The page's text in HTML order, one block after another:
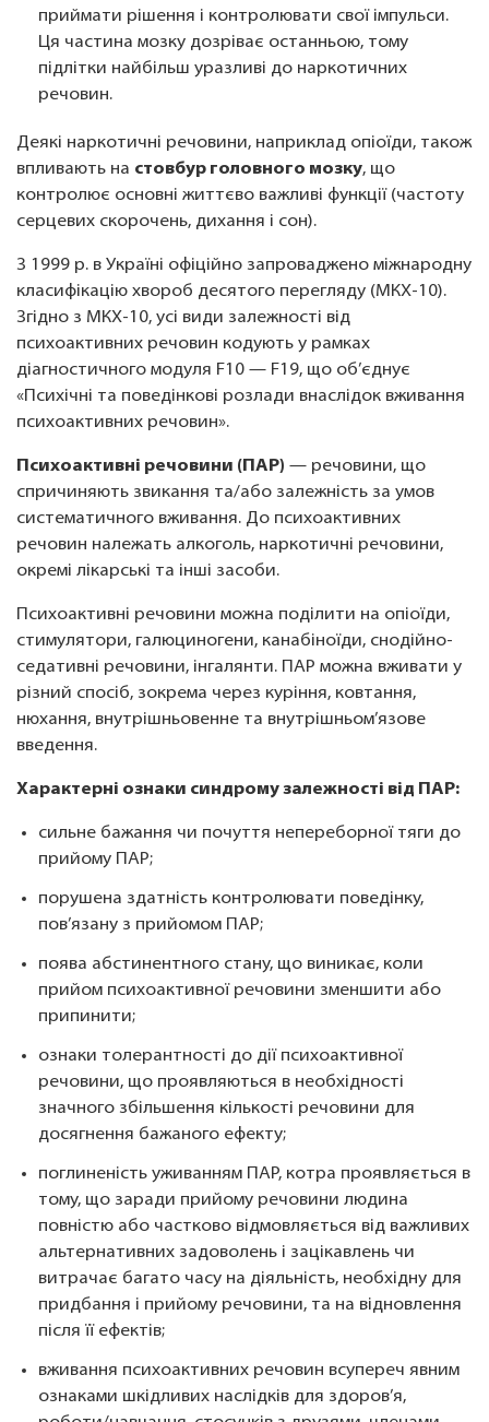
приймати рішення і контролювати свої імпульси.
Ця частина мозку дозріває останньою, тому
підлітки найбільш уразливі до наркотичних
речовин.
Деякі наркотичні речовини, наприклад опіоїди, також
впливають на стовбур головного мозку, що
контролює основні життєво важливі функції (частоту
серцевих скорочень, дихання і сон).
З 1999 р. в Україні офіційно запроваджено міжнародну
класифікацію хвороб десятого перегляду (МКХ-10).
Згідно з МКХ-10, усі види залежності від
психоактивних речовин кодують у рамках
діагностичного модуля F10 — F19, що об’єднує
«Психічні та поведінкові розлади внаслідок вживання
психоактивних речовин».
Психоактивні речовини (ПАР) — речовини, що
спричиняють звикання та/або залежність за умов
систематичного вживання. До психоактивних
речовин належать алкоголь, наркотичні речовини,
окремі лікарські та інші засоби.
Психоактивні речовини можна поділити на опіоїди,
стимулятори, галюциногени, канабіноїди, снодійно-
седативні речовини, інгалянти. ПАР можна вживати у
різний спосіб, зокрема через куріння, ковтання,
нюхання, внутрішньовенне та внутрішньом’язове
введення.
Характерні ознаки синдрому залежності від ПАР:
сильне бажання чи почуття непереборної тяги до
прийому ПАР;
порушена здатність контролювати поведінку,
пов’язану з прийомом ПАР;
поява абстинентного стану, що виникає, коли
прийом психоактивної речовини зменшити або
припинити;
ознаки толерантності до дії психоактивної
речовини, що проявляються в необхідності
значного збільшення кількості речовини для
досягнення бажаного ефекту;
поглиненість уживанням ПАР, котра проявляється в
тому, що заради прийому речовини людина
повністю або частково відмовляється від важливих
альтернативних задоволень і зацікавлень чи
витрачає багато часу на діяльність, необхідну для
придбання і прийому речовини, та на відновлення
після її ефектів;
вживання психоактивних речовин всупереч явним
ознаками шкідливих наслідків для здоров’я,